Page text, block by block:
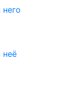
неё